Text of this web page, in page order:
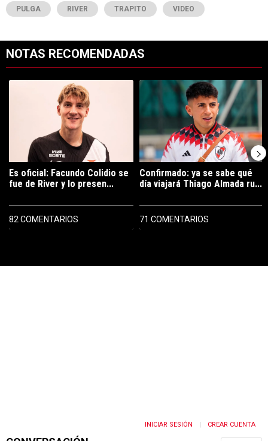
PULGA RIVER TRAPITO VIDEO
NOTAS RECOMENDADAS
Un artículo de tendencia con el título "Es oficial: Facundo Colidio
Es oficial: Facundo Colidio se
fue de River y lo presen...
82 COMENTARIOS
Un artículo de tendencia con el
Confirmado: ya se sabe qué
día viajará Thiago Almada ru...
71 COMENTARIOS
INICIAR SESIÓN CREAR CUENTA